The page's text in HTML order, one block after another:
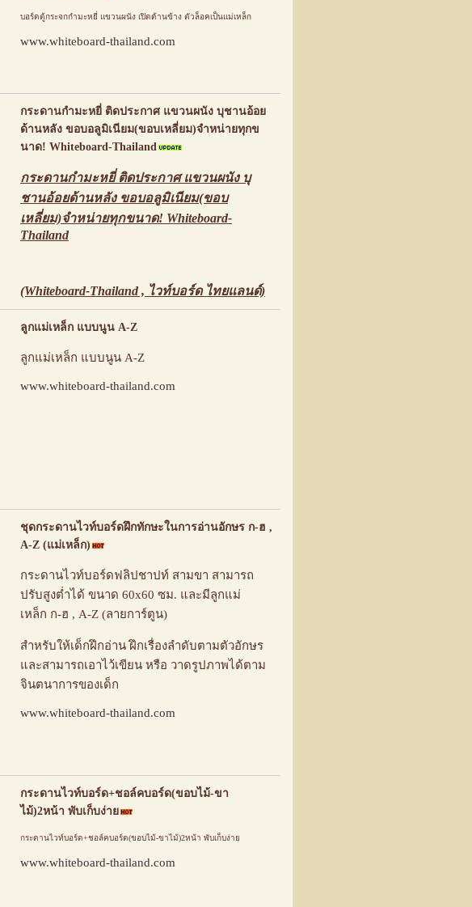
บอร์ดตู้กระจกกำมะหยี่ แขวนผนัง เปิดด้านข้าง ตัวล็อคเป็นแม่เหล็ก
www.whiteboard-thailand.com
กระดานกำมะหยี่ ติดประกาศ แขวนผนัง บุชานอ้อย
ด้านหลัง ขอบอลูมิเนียม(ขอบเหลี่ยม)จำหน่ายทุกข
นาด! Whiteboard-Thailand
กระดานกำมะหยี่ ติดประกาศ แขวนผนัง บุ
ชานอ้อยด้านหลัง ขอบอลูมิเนียม(ขอบ
เหลี่ยม)จำหน่ายทุกขนาด! Whiteboard-
Thailand
(Whiteboard-Thailand , ไวท์บอร์ด ไทยแลนด์)
ลูกแม่เหล็ก แบบนูน A-Z
ลูกแม่เหล็ก แบบนูน A-Z
www.whiteboard-thailand.com
ชุดกระดานไวท์บอร์ดฝึกทักษะในการอ่านอักษร ก-ฮ ,
A-Z (แม่เหล็ก)
กระดานไวท์บอร์ดฟลิปชาปท์ สามขา สามารถ
ปรับสูงต่ำได้ ขนาด 60x60 ซม. และมีลูกแม่
เหล็ก ก-ฮ , A-Z (ลายการ์ตูน)
สำหรับให้เด็กฝึกอ่าน ฝึกเรื่องลำดับตามตัวอักษร
และสามารถเอาไว้เขียน หรือ วาดรูปภาพได้ตาม
จินตนาการของเด็ก
www.whiteboard-thailand.com
กระดานไวท์บอร์ด+ชอล์คบอร์ด(ขอบไม้-ขา
ไม้)2หน้า พับเก็บง่าย
กระดานไวท์บอร์ด+ชอล์คบอร์ด(ขอบไม้-ขาไม้)2หน้า พับเก็บง่าย
www.whiteboard-thailand.com